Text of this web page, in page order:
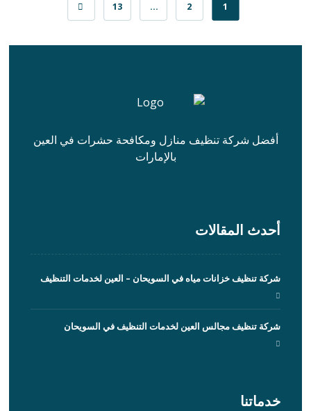
1
2
…
13
أفضل شركة تنظيف منازل ومكافحة حشرات في العين
بالإمارات
أحدث المقالات
شركة تنظيف خزانات مياه في السويحان – العين لخدمات التنظيف
شركة تنظيف مجالس العين لخدمات التنظيف في السويحان
خدماتنا